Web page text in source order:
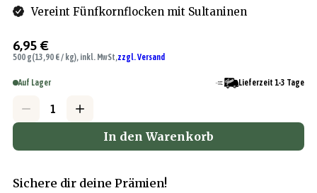
Vereint Fünfkornflocken mit Sultaninen
6,95 €
500 g(13,90 € / kg), inkl. MwSt,zzgl. Versand
Auf Lager Lieferzeit 1-3 Tage
In den Warenkorb
Sichere dir deine Prämien!